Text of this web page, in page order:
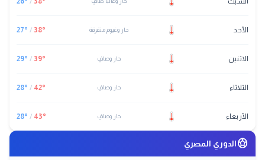
الأحد حار وغيوم متفرقة 38°
/
27°
الاثنين حار وصافٍ 39°
/
29°
الثلاثاء حار وصافٍ 42°
/
28°
الأربعاء حار وصافٍ 43°
/
28°
sports_soccerالدوري المصري